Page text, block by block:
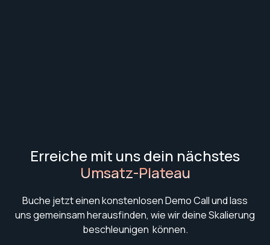
Erreiche mit uns dein nächstes
Umsatz-Plateau
Buche jetzt einen konstenlosen Demo Call und lass
uns gemeinsam herausfinden, wie wir deine Skalierung
beschleunigen können.